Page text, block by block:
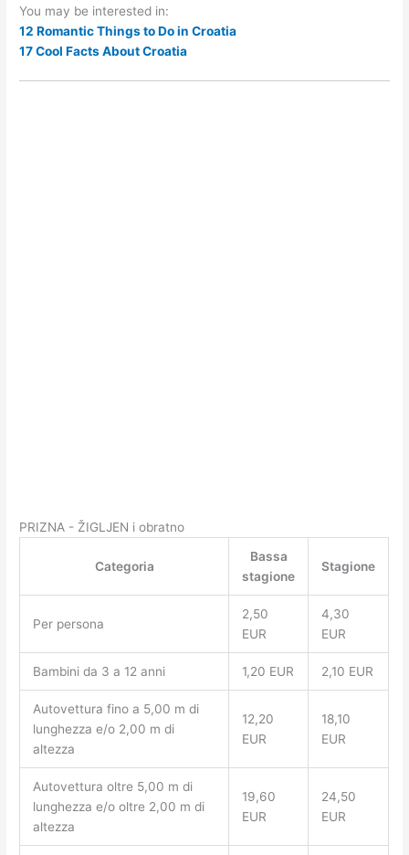
You may be interested in:
12 Romantic Things to Do in Croatia
17 Cool Facts About Croatia
PRIZNA - ŽIGLJEN i obratno
Categoria
Bassa
stagione
Stagione
Per persona
2,50
EUR
4,30
EUR
Bambini da 3 a 12 anni 1,20 EUR 2,10 EUR
Autovettura fino a 5,00 m di
lunghezza e/o 2,00 m di
altezza
12,20
EUR
18,10
EUR
Autovettura oltre 5,00 m di
lunghezza e/o oltre 2,00 m di
altezza
19,60
EUR
24,50
EUR